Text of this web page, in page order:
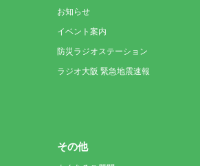
お知らせ
イベント案内
防災ラジオステーション
ラジオ大阪 緊急地震速報
その他